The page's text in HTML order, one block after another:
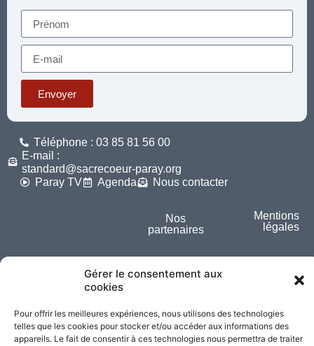
Gérer le consentement aux
cookies
Pour offrir les meilleures expériences, nous utilisons des technologies
telles que les cookies pour stocker et/ou accéder aux informations des
appareils. Le fait de consentir à ces technologies nous permettra de traiter
Envoyer
Téléphone : 03 85 81 56 00
E-mail :
standard@sacrecoeur-paray.org
Paray TV
Agenda Nous contacter
Nos
partenaires
Mentions
légales
Partagez cette page